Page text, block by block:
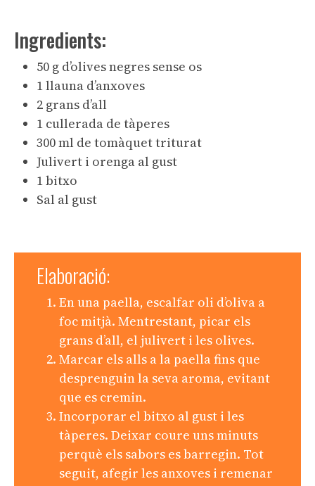
Ingredients:
50 g d’olives negres sense os
1 llauna d’anxoves
2 grans d’all
1 cullerada de tàperes
300 ml de tomàquet triturat
Julivert i orenga al gust
1 bitxo
Sal al gust
Elaboració:
En una paella, escalfar oli d’oliva a
foc mitjà. Mentrestant, picar els
grans d’all, el julivert i les olives.
Marcar els alls a la paella fins que
desprenguin la seva aroma, evitant
que es cremin.
Incorporar el bitxo al gust i les
tàperes. Deixar coure uns minuts
perquè els sabors es barregin. Tot
seguit, afegir les anxoves i remenar